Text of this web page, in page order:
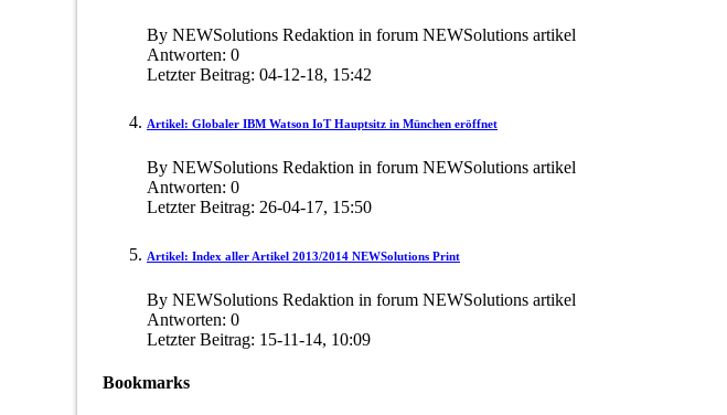
By NEWSolutions Redaktion in forum NEWSolutions artikel
Antworten: 0
Letzter Beitrag: 04-12-18, 15:42
Artikel: Globaler IBM Watson IoT Hauptsitz in München eröffnet
By NEWSolutions Redaktion in forum NEWSolutions artikel
Antworten: 0
Letzter Beitrag: 26-04-17, 15:50
Artikel: Index aller Artikel 2013/2014 NEWSolutions Print
By NEWSolutions Redaktion in forum NEWSolutions artikel
Antworten: 0
Letzter Beitrag: 15-11-14, 10:09
Bookmarks